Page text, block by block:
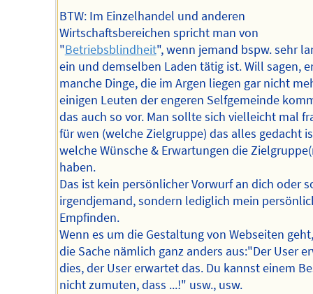
BTW: Im Einzelhandel und anderen
Wirtschaftsbereichen spricht man von
"Betriebsblindheit", wenn jemand bspw. sehr
ein und demselben Laden tätig ist. Will sagen,
manche Dinge, die im Argen liegen gar nicht
einigen Leuten der engeren Selfgemeinde
das auch so vor. Man sollte sich vielleicht mal
für wen (welche Zielgruppe) das alles gedacht
welche Wünsche & Erwartungen die
haben.
Das ist kein persönlicher Vorwurf an dich oder
irgendjemand, sondern lediglich mein
Empfinden.
Wenn es um die Gestaltung von Webseiten
die Sache nämlich ganz anders aus:"Der User
dies, der User erwartet das. Du kannst einem
nicht zumuten, dass ...!" usw., usw.